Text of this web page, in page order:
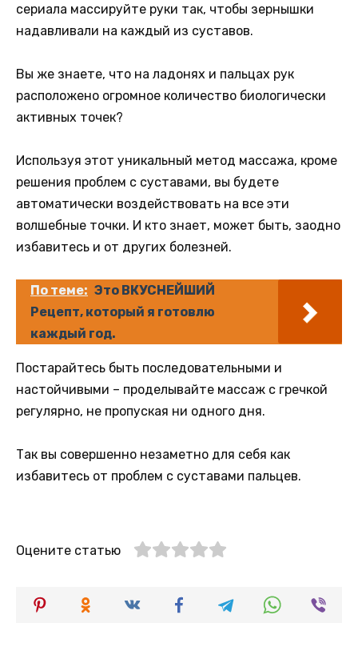
сериала массируйте руки так, чтобы зернышки
надавливали на каждый из суставов.
Вы же знаете, что на ладонях и пальцах рук
расположено огромное количество биологически
активных точек?
Используя этот уникальный метод массажа, кроме
решения проблем с суставами, вы будете
автоматически воздействовать на все эти
волшебные точки. И кто знает, может быть, заодно
избавитесь и от других болезней.
По теме: Это ВКУСНЕЙШИЙ
Рецепт, который я готовлю
каждый год.
Постарайтесь быть последовательными и
настойчивыми – проделывайте массаж с гречкой
регулярно, не пропуская ни одного дня.
Так вы совершенно незаметно для себя как
избавитесь от проблем с суставами пальцев.
Оцените статью